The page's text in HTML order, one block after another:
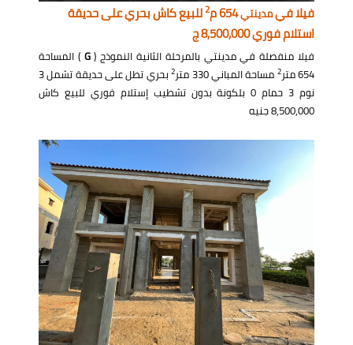
فيلا فيمدينتي654 م 2للبيع كاش بحري على حديقة
استلام فوري 8,500,000 ج
فيلا منفصلة في مدينتي بالمرحلة الثانية النموذج (G ) المساحة
654 متر
2 مساحة المباني 330 متر 2
بحري تطل على حديقة تشمل 3
نوم 3 حمام 0 بلكونة بدون تشطيب إستلام فوري للبيع كاش
8,500,000 جنيه